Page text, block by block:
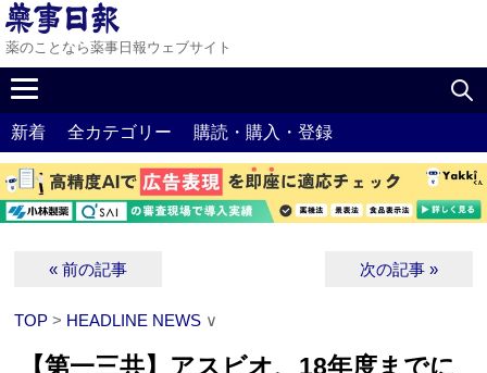
薬のことなら薬事日報ウェブサイト
新着 全カテゴリー 購読・購入・登録
« 前の記事 次の記事 »
TOP > HEADLINE NEWS ∨
【第一三共】アスビオ、18年度までに